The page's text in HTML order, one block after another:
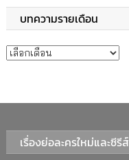
บทความรายเดือน
บทความรายเดือน
เรื่องย่อละครใหม่และซีรีส์